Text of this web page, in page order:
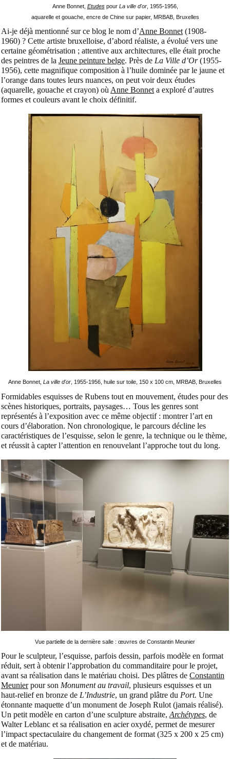
Anne Bonnet, Etudespour La ville d'or, 1955-1956,
aquarelle et gouache, encre de Chine sur papier, MRBAB, Bruxelles
Ai-je déjà mentionné sur ce blog le nom d’Anne Bonnet (1908-
1960) ? Cette artiste bruxelloise, d’abord réaliste, a évolué vers une
certaine géométrisation ; attentive aux architectures, elle était proche
des peintres de la Jeune peinture belge. Près de La Ville d’Or(1955-
1956), cette magnifique composition à l’huile dominée par le jaune et
l’orange dans toutes leurs nuances, on peut voir deux études
(aquarelle, gouache et crayon) où Anne Bonnet a exploré d’autres
formes et couleurs avant le choix définitif.
Anne Bonnet, La ville d'or, 1955-1956, huile sur toile, 150 x 100 cm, MRBAB, Bruxelles
Formidables esquisses de Rubens tout en mouvement, études pour des
scènes historiques, portraits, paysages… Tous les genres sont
représentés à l’exposition avec ce même objectif : montrer l’art en
cours d’élaboration. Non chronologique, le parcours décline les
caractéristiques de l’esquisse, selon le genre, la technique ou le thème,
et réussit à capter l’attention en renouvelant l’approche tout du long.
Vue partielle de la dernière salle : œuvres de Constantin Meunier
Pour le sculpteur, l’esquisse, parfois dessin, parfois modèle en format
réduit, sert à obtenir l’approbation du commanditaire pour le projet,
avant sa réalisation dans le matériau choisi. Des plâtres de Constantin
Meunierpour son Monument au travail, plusieurs esquisses et un
haut-relief en bronze de L’Industrie, un grand plâtre du Port. Une
étonnante maquette d’un monument de Joseph Rulot (jamais réalisé).
Un petit modèle en carton d’une sculpture abstraite, Archétypes, de
Walter Leblanc et sa réalisation en acier oxydé, permet de mesurer
l’impact spectaculaire du changement de format (325 x 200 x 25 cm)
et de matériau.